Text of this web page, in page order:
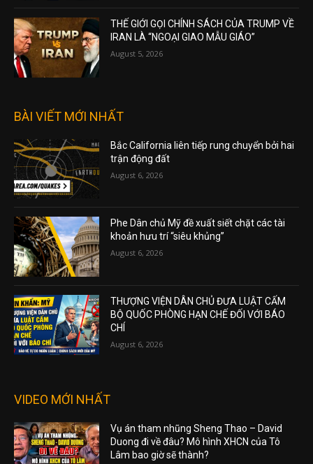
THẾ GIỚI GỌI CHÍNH SÁCH CỦA TRUMP VỀ
IRAN LÀ “NGOẠI GIAO MẪU GIÁO”
August 5, 2026
BÀI VIẾT MỚI NHẤT
Bắc California liên tiếp rung chuyển bởi hai
trận động đất
August 6, 2026
Phe Dân chủ Mỹ đề xuất siết chặt các tài
khoản hưu trí “siêu khủng”
August 6, 2026
THƯỢNG VIỆN DÂN CHỦ ĐƯA LUẬT CẤM
BỘ QUỐC PHÒNG HẠN CHẾ ĐỐI VỚI BÁO
CHÍ
August 6, 2026
VIDEO MỚI NHẤT
Vụ án tham nhũng Sheng Thao – David
Duong đi về đâu? Mô hình XHCN của Tô
Lâm bao giờ sẽ thành?